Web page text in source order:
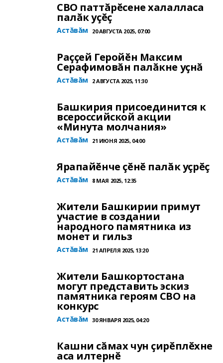
СВО паттăрĕсене халалласа
палăк уçĕç
Астăвăм 20 АВГУСТА 2025, 07:00
Раççей Геройĕн Максим
Серафимовăн палăкне уçнă
Астăвăм 2 АВГУСТА 2025, 11:30
Башкирия присоединится к
всероссийской акции
«Минута молчания»
Астăвăм 21 ИЮНЯ 2025, 04:00
Ярапайĕнче çĕнĕ палăк уçрĕç
Астăвăм 8 МАЯ 2025, 12:35
Жители Башкирии примут
участие в создании
народного памятника из
монет и гильз
Астăвăм 21 АПРЕЛЯ 2025, 13:20
Жители Башкортостана
могут представить эскиз
памятника героям СВО на
конкурс
Астăвăм 30 ЯНВАРЯ 2025, 04:20
Кашни сăмах чун çирĕплĕхне
аса илтернĕ